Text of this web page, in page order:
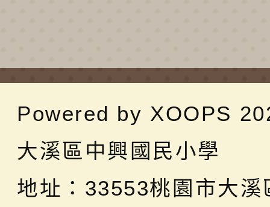
Powered by XOOPS
大溪區中興國民小學
地址： 33553桃園市大溪